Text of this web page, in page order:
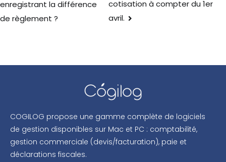
enregistrant la différence
de règlement ?
cotisation à compter du 1er
avril.
COGILOG propose une gamme complète de logiciels
de gestion disponibles sur Mac et PC : comptabilité,
gestion commerciale (devis/facturation), paie et
déclarations fiscales.